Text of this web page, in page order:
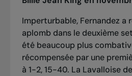
Imperturbable, Fernandez a
aplomb dans le deuxième
été beaucoup plus
récompensée par une
à 1-2, 15-40. La Lavalloise